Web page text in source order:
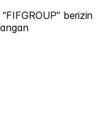
berizin